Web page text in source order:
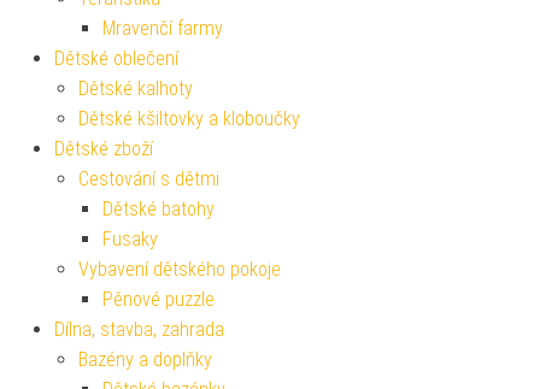
Mravenčí farmy
Dětské oblečení
Dětské kalhoty
Dětské kšiltovky a kloboučky
Dětské zboží
Cestování s dětmi
Dětské batohy
Fusaky
Vybavení dětského pokoje
Pěnové puzzle
Dílna, stavba, zahrada
Bazény a doplňky